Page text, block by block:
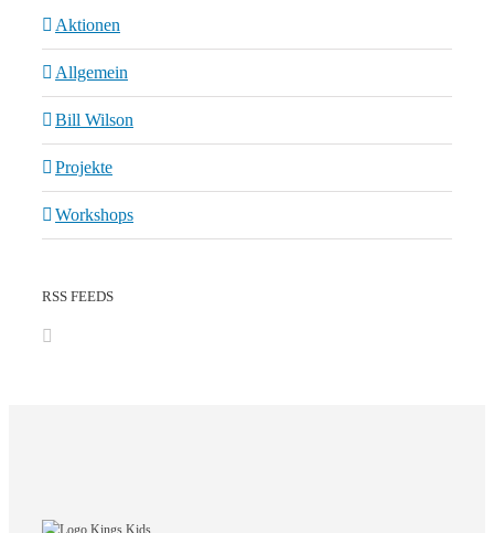
Aktionen
Allgemein
Bill Wilson
Projekte
Workshops
RSS FEEDS